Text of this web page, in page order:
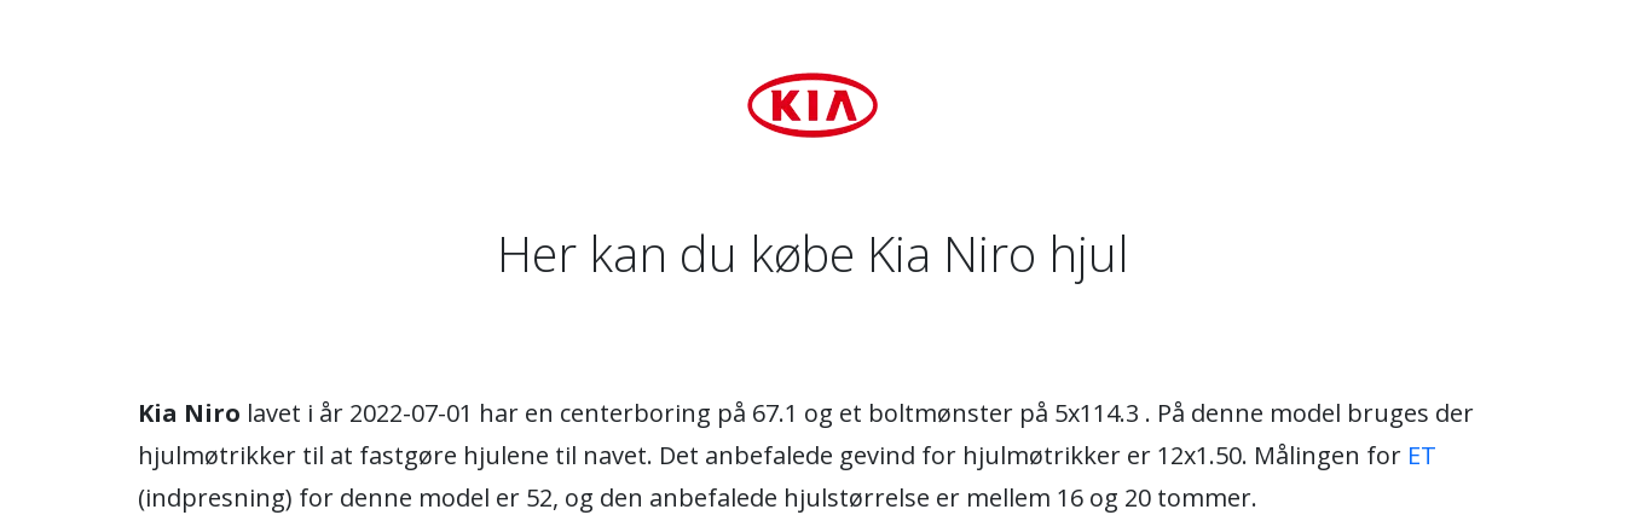
Her kan du købe Kia Niro hjul
Kia Niro lavet i år 2022-07-01 har en centerboring på 67.1 og et boltmønster på 5x114.3 . På denne model bruges der
hjulmøtrikker til at fastgøre hjulene til navet. Det anbefalede gevind for hjulmøtrikker er 12x1.50. Målingen for ET
(indpresning) for denne model er 52, og den anbefalede hjulstørrelse er mellem 16 og 20 tommer.